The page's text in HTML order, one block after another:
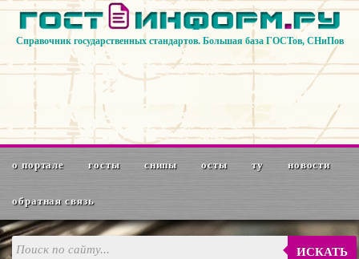
Справочник государственных стандартов. Большая база ГОСТов, СНиПов
о портале госты снипы осты ту новости
обратная связь
ИСКАТЬ